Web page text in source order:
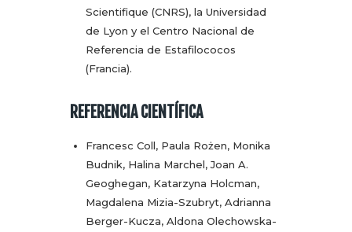
Scientifique (CNRS), la Universidad
de Lyon y el Centro Nacional de
Referencia de Estafilococos
(Francia).
REFERENCIA CIENTÍFICA
Francesc Coll, Paula Rożen, Monika
Budnik, Halina Marchel, Joan A.
Geoghegan, Katarzyna Holcman,
Magdalena Mizia-Szubryt, Adrianna
Berger-Kucza, Aldona Olechowska-